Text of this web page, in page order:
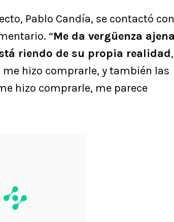
Pablo Candía, se contactó con
“Me da vergüenza
riendo de su propia realidad,
hizo comprarle, y también las
hizo comprarle, me parece